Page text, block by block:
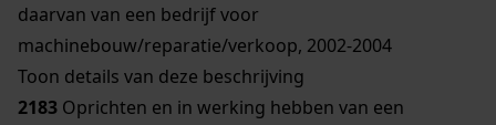
daarvan van een bedrijf voor
machinebouw/reparatie/verkoop, 2002-2004
Toon details van deze beschrijving
2183 Oprichten en in werking hebben van een